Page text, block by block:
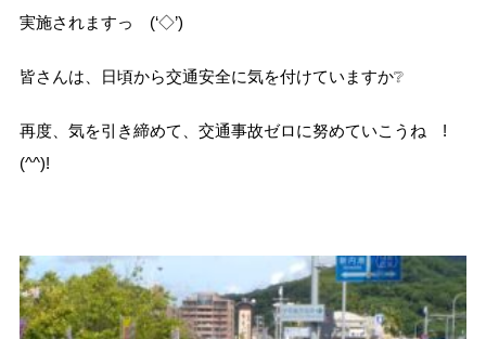
実施されますっ (‘◇’)ゞ
皆さんは、日頃から交通安全に気を付けていますか❔
再度、気を引き締めて、交通事故ゼロに努めていこうね !
(^^)!